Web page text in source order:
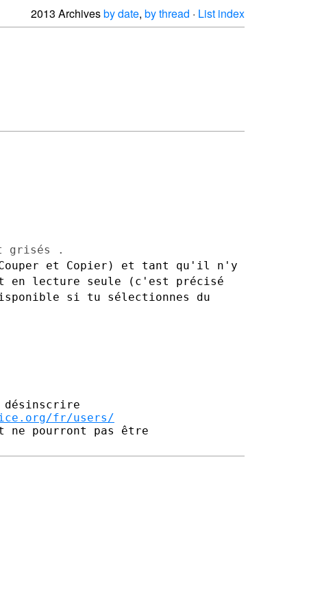
2013 Archivesby date, by thread · List index
grisés .
et Copier) et tant qu'il n'y
en lecture seule (c'est précisé
si tu sélectionnes du
désinscrire
fr/users/
ne pourront pas être